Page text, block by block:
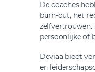
De coaches
burn-out, het
zelfvertrouwen,
persoonlijke of
Deviaa biedt
en